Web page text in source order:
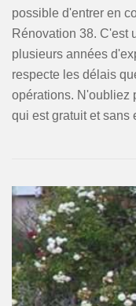
possible d'entrer en
Rénovation 38. C'est
plusieurs années
respecte les délais
opérations. N'oubliez
qui est gratuit et sans